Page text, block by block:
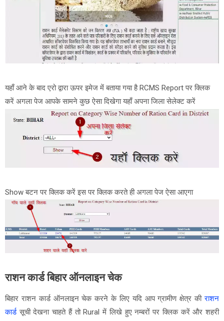
यहाँ आने के बाद एरो द्वारा ऊपर इमेज में बताया गया है RCMS Report पर क्लिक
करें अगला पेज आपके सामने कुछ ऐसा दिखेगा यहाँ अपना जिला सेलेक्ट करें
Show बटन पर क्लिक करें इस पर क्लिक करते ही अगला पेज ऐसा आएगा
राशन कार्ड बिहार ऑनलाइन चेक
बिहार राशन कार्ड ऑनलाइन चेक करने के लिए यदि आप ग्रामीण क्षेत्र कीराशन
कार्डसूचीदेखना चाहते हैं तो Rural में लिखे हुए नम्बरों पर क्लिक करें और शहरी